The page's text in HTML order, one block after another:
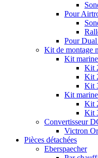
Pour
Pour
Kit de montage
Kit
Kit
Kit
Kit
Kit
Kit
Kit
Convertisseur
Victron
Pièces détachées
Eberspaecher